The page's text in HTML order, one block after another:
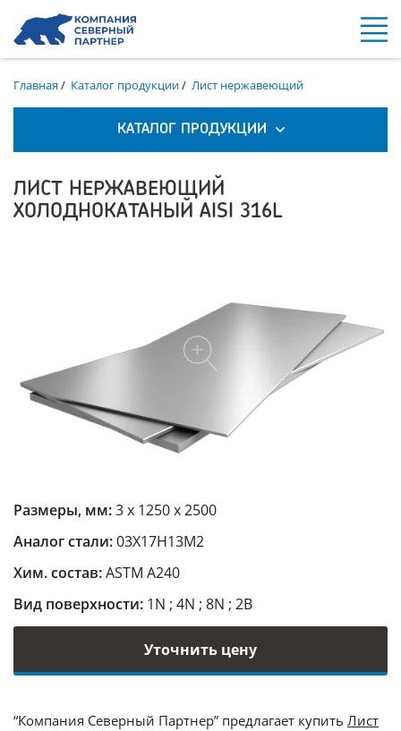
Главная/ Каталог продукции/ Лист нержавеющий
КАТАЛОГ ПРОДУКЦИИ
ЛИСТ НЕРЖАВЕЮЩИЙ
ХОЛОДНОКАТАНЫЙ AISI 316L
Размеры, мм:3 х 1250 х 2500
Аналог стали:03Х17Н13М2
Хим. состав:ASTM A240
Вид поверхности: 1N ; 4N ; 8N ; 2B
Уточнить цену
“Компания Северный Партнер” предлагает купить Лист